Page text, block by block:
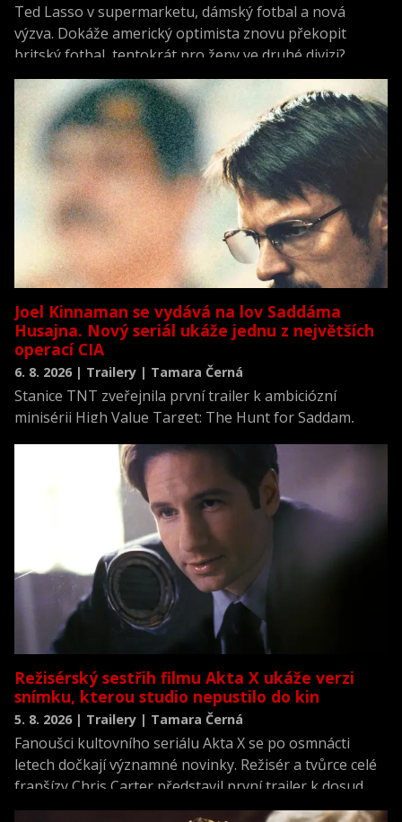
Ted Lasso v supermarketu, dámský fotbal a nová
výzva. Dokáže americký optimista znovu překopit
britský fotbal, tentokrát pro ženy ve druhé divizi?
Joel Kinnaman se vydává na lov Saddáma
Husajna. Nový seriál ukáže jednu z největších
operací CIA
6. 8. 2026 | Trailery | Tamara Černá
Stanice TNT zveřejnila první trailer k ambiciózní
minisérii High Value Target: The Hunt for Saddam,
novodobých dějin.
Režisérský sestřih filmu Akta X ukáže verzi
snímku, kterou studio nepustilo do kin
5. 8. 2026 | Trailery | Tamara Černá
Fanoušci kultovního seriálu Akta X se po osmnácti
letech dočkají významné novinky. Režisér a tvůrce celé
franšízy Chris Carter představil první trailer k dosud
neviděné režisérské verzi filmu Akta X: Chci uvěřit.